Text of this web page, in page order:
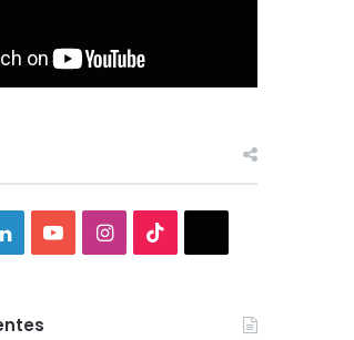
LinkedInYouTubeInstagram